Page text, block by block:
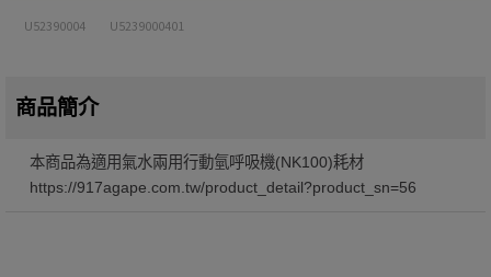
U52390004 U5239000401
商品簡介
本商品為適用氣水兩用行動氫呼吸機(NK100)耗材
https://917agape.com.tw/product_detail?product_sn=56